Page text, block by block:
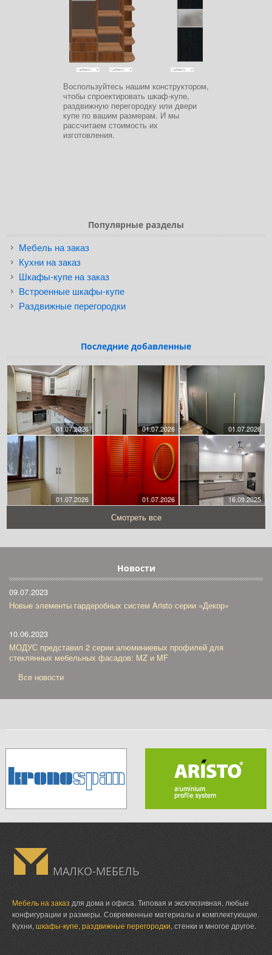
Воспользуйтесь нашим конструктором,
чтобы спроектировать шкаф-купе,
раздвижную перегородку или двери
купе по вашим размерам. И мы
рассчитаем стоимость их
изготовления.
Популярные разделы
Мебель на заказ
Кухни на заказ
Шкафы-купе на заказ
Встроенные шкафы-купе
Раздвижные перегородки
Последние добавленные
01.07.2026 01.07.2026 01.07.2026
01.07.2026 01.07.2026 16.09.2025
Смотреть все
Новости
09.07.2023
Новые элементы гардеробных систем Aristo серии «Декор»
10.06.2023
МОДУС представил 2 серии алюминиевых профилей для
стеклянных мебельных фасадов: MZ и MF
Все новости
МАЛКО-МЕБЕЛЬ
Мебель на заказ для дома и офиса. Типовая и эксклюзивная, любые
конфигурации и размеры. Современные материалы и комплектующие.
Кухни, шкафы-купе, раздвижные перегородки, стенки и многое другое.